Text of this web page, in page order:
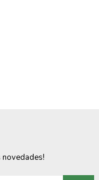
novedades!